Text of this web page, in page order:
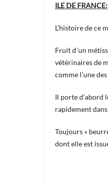
ILE DE FRANCE:
L’histoire de ce
Fruit d´un
vétérinaires de
comme l'une
Il porte d’abord
rapidement
Toujours «
dont elle est